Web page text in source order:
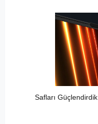
Safları Güçlendirdik